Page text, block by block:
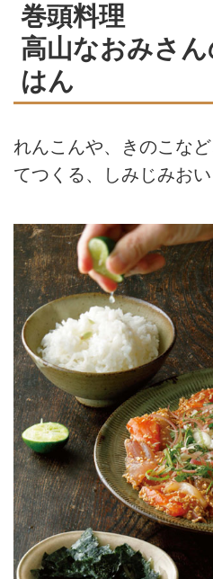
巻頭料理
高山なおみさ
はん
れんこんや、きのこな
てつくる、しみじみお